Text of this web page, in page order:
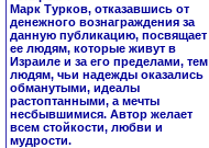
Марк Турков, отказавшись от
денежного вознаграждения за
данную публикацию, посвящает
ее людям, которые живут в
Израиле и за его пределами, тем
людям, чьи надежды оказались
обманутыми, идеалы
растоптанными, а мечты
несбывшимися. Автор желает
всем стойкости, любви и
мудрости.